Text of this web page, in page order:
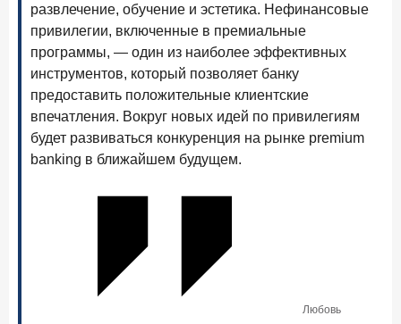
По итогам июня 2026 года объем выдач кредитов
составил 1 166,4 млрд руб.
3 июля 2026 года
«Скорость измеряется секундами». Новые стандарты
банковского контакт-центра
25 июня 2026 года ИССЛЕДОВАНИЕ
Ипотека в России: итоги мая 2026 года в цифрах
По итогам мая 2026 года объем выдач кредитов
составил 993,8 млрд руб.
развлечение, обучение и эстетика. Нефинансовые
привилегии, включенные в премиальные
программы, — один из наиболее эффективных
инструментов, который позволяет банку
предоставить положительные клиентские
впечатления. Вокруг новых идей по привилегиям
будет развиваться конкуренция на рынке premium
banking в ближайшем будущем.
Любовь